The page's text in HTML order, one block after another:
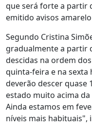
que será forte a partir
emitido avisos
Segundo Cristina
gradualmente a partir
descidas na ordem
quinta-feira e na sexta
deverão descer quase
estado muito acima
Ainda estamos em
níveis mais habituais",